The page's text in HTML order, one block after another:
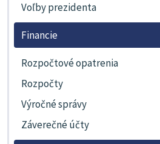
Voľby prezidenta
Financie
Rozpočtové opatrenia
Rozpočty
Výročné správy
Záverečné účty